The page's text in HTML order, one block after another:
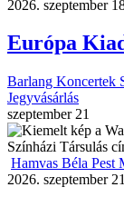
2026. szeptember
Európa
Barlang Koncertek
Jegyvásárlás
szeptember 21
Hamvas Béla Pest
2026. szeptember